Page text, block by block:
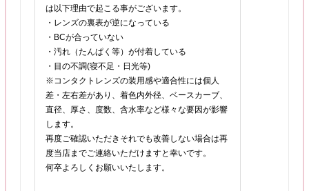
は以下理由で起こる事がございます。
・レンズの裏表が逆になっている
・BCが合っていない
・汚れ（たんぱく等）が付着している
・目の不調(寝不足・日光等)
※コンタクトレンズの装用感や適合性には個人
差・左右差があり、着色内外径、ベースカーブ、
直径、厚さ、度数、含水率など様々な要因が影響
します。
再度ご確認いただきそれでも改善しない場合は再
度当店までご連絡いただけますと幸いです。
何卒よろしくお願いいたします。